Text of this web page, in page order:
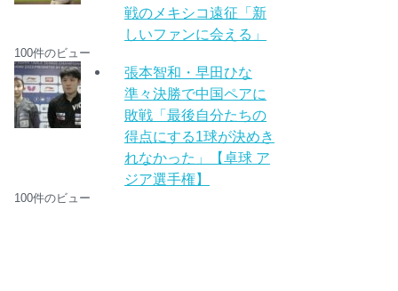
戦のメキシコ遠征「新
しいファンに会える」
100件のビュー
張本智和・早田ひな
準々決勝で中国ペアに
敗戦「最後自分たちの
得点にする1球が決めき
れなかった」【卓球 ア
ジア選手権】
100件のビュー